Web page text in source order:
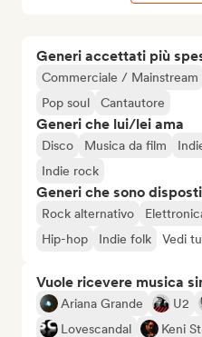
Generi accettati più
Commerciale / Mainstream
Pop soul
Cantautore
Generi che lui/lei ama
Disco Musica da film
Indie rock
Generi che sono
Rock alternativo
Hip-hop
Indie folk Vedi
Vuole ricevere musica
Ariana Grande U2
Lovescandal
Keni